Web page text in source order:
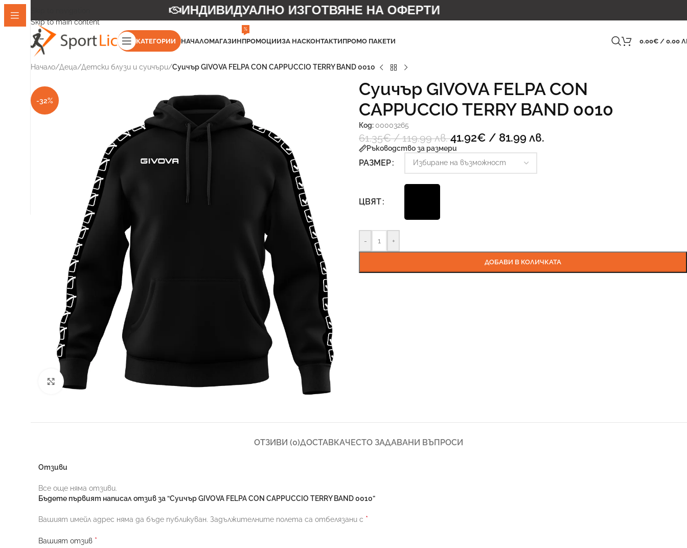
Skip to main content
ИНДИВИДУАЛНО ИЗГОТВЯНЕ НА ОФЕРТИ
КАТЕГОРИИ НАЧАЛОМАГАЗИНПРОМОЦИИ
%
ЗА НАСКОНТАКТИПРОМО ПАКЕТИ 0.00€ / 0.00
Начало/Деца/Детски блузи и суичъри/Суичър GIVOVA FELPA CON CAPPUCCIO TERRY BAND 0010
-32%
Увеличи
Суичър GIVOVA FELPA CON
CAPPUCCIO TERRY BAND 0010
Код: 00003265
61.35€/ 119.99 лв.41.92€ / 81.99 лв.
Ръководство за размери
РАЗМЕР
ЦВЯТ
- +
ДОБАВИ В КОЛИЧКАТА
ОТЗИВИ (0)ДОСТАВКАЧЕСТО ЗАДАВАНИ ВЪПРОСИ
Отзиви
Все още няма отзиви.
Бъдете първият написал отзив за “Суичър GIVOVA FELPA CON CAPPUCCIO TERRY BAND 0010”
Вашият имейл адрес няма да бъде публикуван. Задължителните полета са отбелязани с *
Вашият отзив *